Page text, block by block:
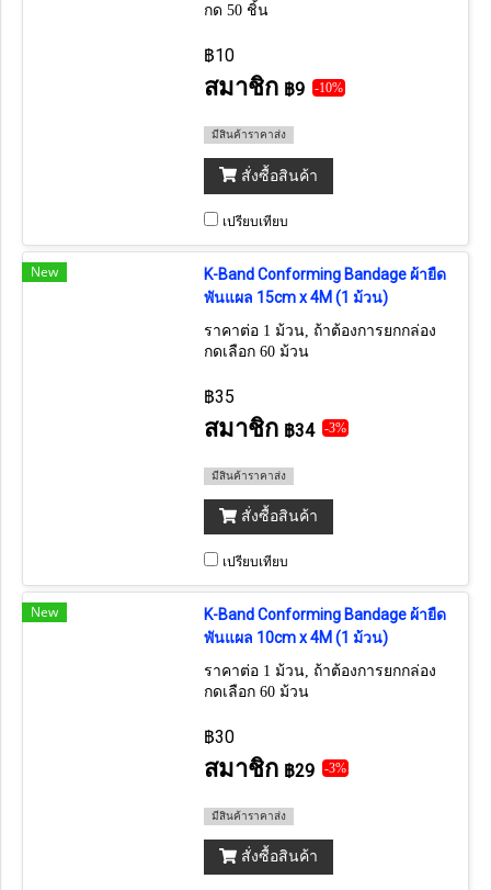
กด 50 ชิ้น
฿10
สมาชิก ฿9 -10%
มีสินค้าราคาส่ง
สั่งซื้อสินค้า
เปรียบเทียบ
New
K-Band Conforming Bandage ผ้ายืด
พันแผล 15cm x 4M (1 ม้วน)
ราคาต่อ 1 ม้วน, ถ้าต้องการยกกล่อง
กดเลือก 60 ม้วน
฿35
สมาชิก ฿34 -3%
มีสินค้าราคาส่ง
สั่งซื้อสินค้า
เปรียบเทียบ
New
K-Band Conforming Bandage ผ้ายืด
พันแผล 10cm x 4M (1 ม้วน)
ราคาต่อ 1 ม้วน, ถ้าต้องการยกกล่อง
กดเลือก 60 ม้วน
฿30
สมาชิก ฿29 -3%
มีสินค้าราคาส่ง
สั่งซื้อสินค้า